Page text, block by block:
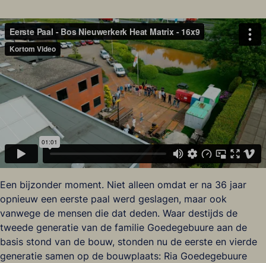
Een bijzonder moment. Niet alleen omdat er na 36 jaar
opnieuw een eerste paal werd geslagen, maar ook
vanwege de mensen die dat deden. Waar destijds de
tweede generatie van de familie Goedegebuure aan de
basis stond van de bouw, stonden nu de eerste en vierde
generatie samen op de bouwplaats: Ria Goedegebuure